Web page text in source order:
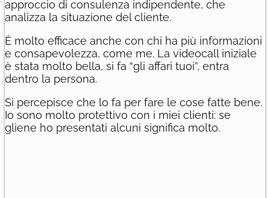
approccio di consulenza indipendente, che
analizza la situazione del cliente.
È molto efficace anche con chi ha più informazioni
e consapevolezza, come me. La videocall iniziale
è stata molto bella, si fa “gli affari tuoi”, entra
dentro la persona.
Si percepisce che lo fa per fare le cose fatte bene.
Io sono molto protettivo con i miei clienti: se
gliene ho presentati alcuni significa molto.